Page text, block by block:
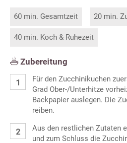
60 min. Gesamtzeit 20 min.
40 min. Koch & Ruhezeit
Zubereitung
Für den Zucchinikuchen
Grad Ober-/Unterhitze
Backpapier auslegen. Die
reiben.
Aus den restlichen Zutaten
und zum Schluss die